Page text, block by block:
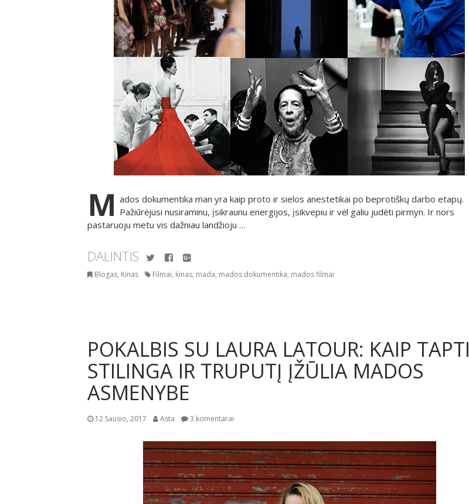
M ados dokumentika man yra kaip proto ir sielos anestetikai po beprotiškų darbo etapų.
Pažiūrėjusi nusiraminu, įsikraunu energijos, įsikvepiu ir vėl galiu judėti pirmyn. Ir nors
pastaruoju metu vis dažniau landžioju …
DALINTIS TwitterFacebook
Blogas, Kinas Filmai, kinas, mada, mados dokumentika, mados filmai
POKALBIS SU LAURA LATOUR: KAIP TAPTI
STILINGA IR TRUPUTĮ ĮŽŪLIA MADOS
ASMENYBE
12 Sausio, 2017 Asta 3 komentarai